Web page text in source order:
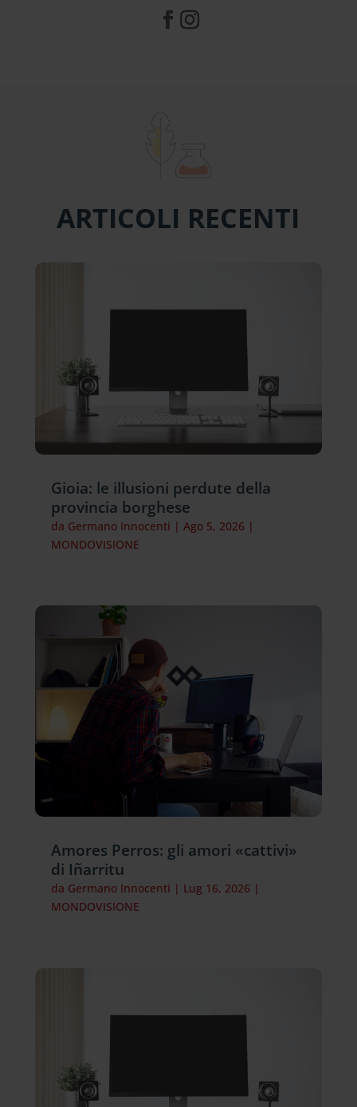
ARTICOLI RECENTI
Gioia: le illusioni perdute della
provincia borghese
da Germano Innocenti | Ago 5, 2026 |
MONDOVISIONE
Amores Perros: gli amori «cattivi»
di Iñarritu
da Germano Innocenti | Lug 16, 2026 |
MONDOVISIONE